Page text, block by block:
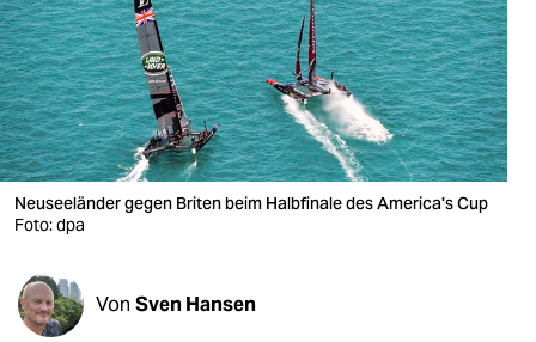
berlin
nord
wahrheit
verlag
verlag
veranstaltungen
shop
Neuseeländer gegen Briten beim Halbfinale des America's Cup
Foto: dpa
Von Sven Hansen